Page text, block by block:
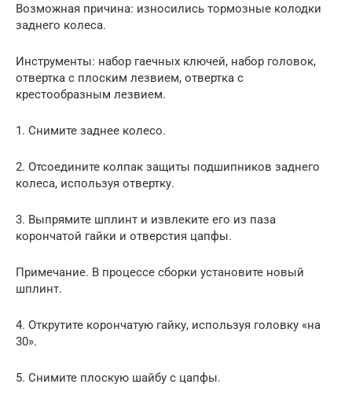
Возможная причина: износились тормозные колодки
заднего колеса.
Инструменты: набор гаечных ключей, набор головок,
отвертка с плоским лезвием, отвертка с
крестообразным лезвием.
1. Снимите заднее колесо.
2. Отсоедините колпак защиты подшипников заднего
колеса, используя отвертку.
3. Выпрямите шплинт и извлеките его из паза
корончатой гайки и отверстия цапфы.
Примечание. В процессе сборки установите новый
шплинт.
4. Открутите корончатую гайку, используя головку «на
30».
5. Снимите плоскую шайбу с цапфы.